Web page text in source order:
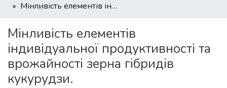
Statistics
Мінливість елементів індивідуальної продуктивності та врожайності зерна гібридів кукурудзи.
Мінливість елементів
індивідуальної продуктивності та
врожайності зерна гібридів
кукурудзи.